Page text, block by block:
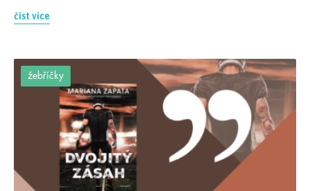
číst více
žebříčky